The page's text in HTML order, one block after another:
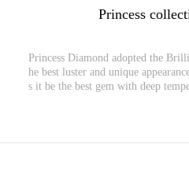
Princess
Princess Diamond adopted the
he best luster and unique
s it be the best gem with deep